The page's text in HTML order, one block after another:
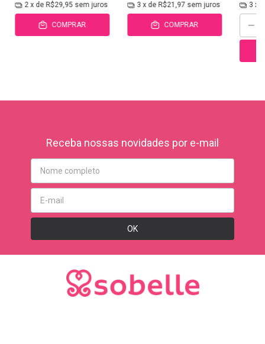
2 x de R$29,95 sem juros
COMPRAR
3 x de R$21,97 sem juros
COMPRAR
3 x
Receba nossas novidades por e-mail